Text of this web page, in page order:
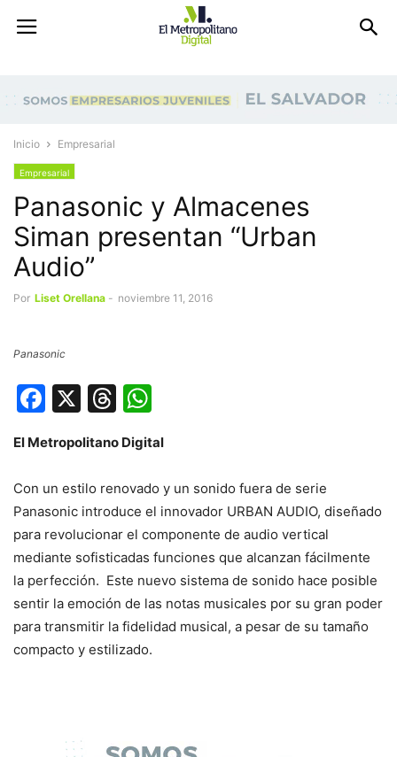
Inicio Empresarial
Empresarial
Panasonic y Almacenes
Siman presentan “Urban
Audio”
Por Liset Orellana - noviembre 11, 2016
Panasonic
Facebook
X Threads
El Metropolitano Digital
Con un estilo renovado y un sonido fuera de serie
Panasonic introduce el innovador URBAN AUDIO, diseñado
para revolucionar el componente de audio vertical
mediante sofisticadas funciones que alcanzan fácilmente
la perfección. Este nuevo sistema de sonido hace posible
sentir la emoción de las notas musicales por su gran poder
para transmitir la fidelidad musical, a pesar de su tamaño
compacto y estilizado.